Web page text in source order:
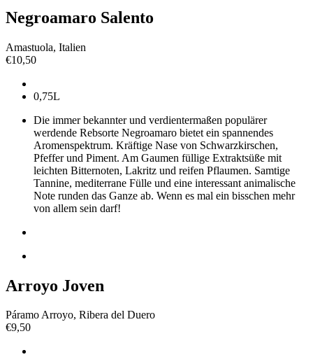
Negroamaro Salento
Amastuola, Italien
€10,50
0,75L
Die immer bekannter und verdientermaßen populärer
werdende Rebsorte Negroamaro bietet ein spannendes
Aromenspektrum. Kräftige Nase von Schwarzkirschen,
Pfeffer und Piment. Am Gaumen füllige Extraktsüße mit
leichten Bitternoten, Lakritz und reifen Pflaumen. Samtige
Tannine, mediterrane Fülle und eine interessant animalische
Note runden das Ganze ab. Wenn es mal ein bisschen mehr
von allem sein darf!
Arroyo Joven
Páramo Arroyo, Ribera del Duero
€9,50